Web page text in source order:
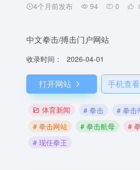
4个月前发布 94 0
中文拳击/搏击门户网站
收录时间： 2026-04-01
打开网站 手机查看
体育新闻 # 拳击 # 拳击
# 拳击网站
# 拳击航母 #
# 现任拳王